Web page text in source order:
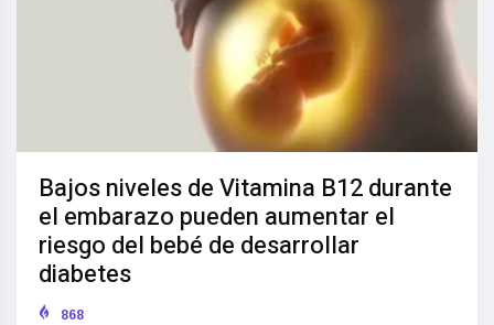
Bajos niveles de Vitamina B12 durante
el embarazo pueden aumentar el
riesgo del bebé de desarrollar
diabetes
868